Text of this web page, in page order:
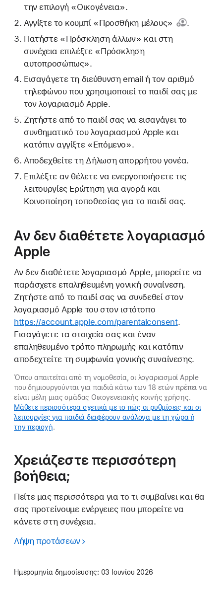
την επιλογή «Οικογένεια».
Αγγίξτε το κουμπί «Προσθήκη μέλους»
.
Πατήστε «Πρόσκληση άλλων» και στη
συνέχεια επιλέξτε «Πρόσκληση
αυτοπροσώπως».
Εισαγάγετε τη διεύθυνση email ή τον αριθμό
τηλεφώνου που χρησιμοποιεί το παιδί σας με
τον λογαριασμό Apple.
Ζητήστε από το παιδί σας να εισαγάγει το
συνθηματικό του λογαριασμού Apple και
κατόπιν αγγίξτε «Επόμενο».
Αποδεχθείτε τη Δήλωση απορρήτου γονέα.
Επιλέξτε αν θέλετε να ενεργοποιήσετε τις
λειτουργίες Ερώτηση για αγορά και
Κοινοποίηση τοποθεσίας για το παιδί σας.
Αν δεν διαθέτετε λογαριασμό
Apple
Αν δεν διαθέτετε λογαριασμό Apple, μπορείτε να
παράσχετε επαληθευμένη γονική συναίνεση.
Ζητήστε από το παιδί σας να συνδεθεί στον
λογαριασμό Apple του στον ιστότοπο
https://account.apple.com/parentalconsent.
Εισαγάγετε τα στοιχεία σας και έναν
επαληθευμένο τρόπο πληρωμής και κατόπιν
αποδεχτείτε τη συμφωνία γονικής συναίνεσης.
Όπου απαιτείται από τη νομοθεσία, οι λογαριασμοί Apple
που δημιουργούνται για παιδιά κάτω των 18 ετών πρέπει να
είναι μέλη μιας ομάδας Οικογενειακής κοινής χρήσης.
Μάθετε περισσότερα σχετικά με το πώς οι ρυθμίσεις και οι
λειτουργίες για παιδιά διαφέρουν ανάλογα με τη χώρα ή
την περιοχή.
Χρειάζεστε περισσότερη
βοήθεια;
Πείτε μας περισσότερα για το τι συμβαίνει και θα
σας προτείνουμε ενέργειες που μπορείτε να
κάνετε στη συνέχεια.
Λήψη προτάσεων
Ημερομηνία δημοσίευσης: 03 Ιουνίου 2026